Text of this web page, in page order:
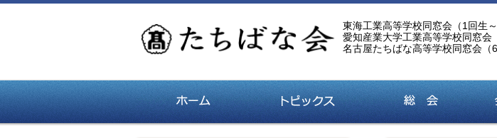
東海工業高等学校同窓会（1回生～
愛知産業大学工業高等学校同窓会
名古屋たちばな高等学校同窓会（